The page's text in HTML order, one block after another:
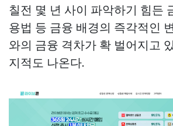
칠전 몇 년 사이 파악하기 힘든
용법 등 금융 배경의 즉각적인
와의 금융 격차가 확 벌어지고
지적도 나온다.